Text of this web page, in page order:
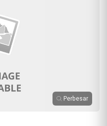
Perbesar